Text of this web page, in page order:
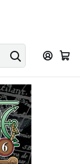
el envio es
06